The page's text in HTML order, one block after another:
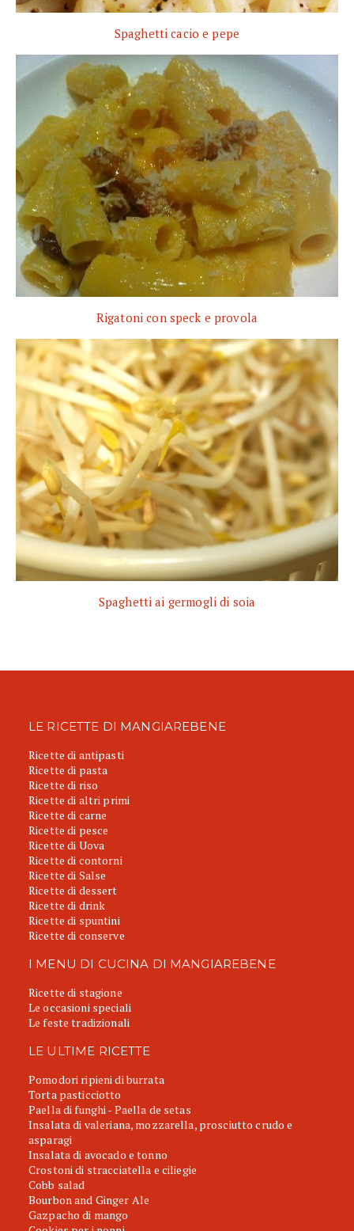
Spaghetti cacio e pepe
Rigatoni con speck e provola
Spaghetti ai germogli di soia
LE RICETTE DI MANGIAREBENE
Ricette di antipasti
Ricette di pasta
Ricette di riso
Ricette di altri primi
Ricette di carne
Ricette di pesce
Ricette di Uova
Ricette di contorni
Ricette di Salse
Ricette di dessert
Ricette di drink
Ricette di spuntini
Ricette di conserve
I MENU DI CUCINA DI MANGIAREBENE
Ricette di stagione
Le occasioni speciali
Le feste tradizionali
LE ULTIME RICETTE
Pomodori ripieni di burrata
Torta pasticciotto
Paella di funghi - Paella de setas
Insalata di valeriana, mozzarella, prosciutto crudo e
asparagi
Insalata di avocado e tonno
Crostoni di stracciatella e ciliegie
Cobb salad
Bourbon and Ginger Ale
Gazpacho di mango